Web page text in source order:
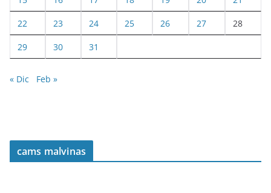
22 23 24 25 26 27 28
29 30 31
« Dic Feb »
cams malvinas